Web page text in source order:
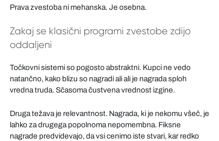
Prava zvestoba ni mehanska. Je osebna.
Zakaj se klasični programi zvestobe zdijo
oddaljeni
Točkovni sistemi so pogosto abstraktni. Kupci ne vedo
natančno, kako blizu so nagradi ali ali je nagrada sploh
vredna truda. Sčasoma čustvena vrednost izgine.
Druga težava je relevantnost. Nagrada, ki je nekomu všeč, je
lahko za drugega popolnoma nepomembna. Fiksne
nagrade predvidevajo, da vsi cenimo iste stvari, kar redko